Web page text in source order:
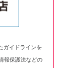
ガイドラインを
報保護法などの